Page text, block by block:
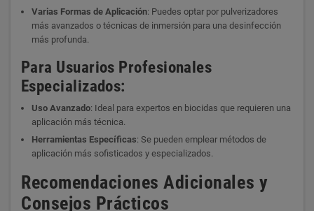
Varias Formas de Aplicación: Puedes optar por pulverizadores
más avanzados o técnicas de inmersión para una desinfección
más profunda.
Para Usuarios Profesionales
Especializados:
Uso Avanzado: Ideal para expertos en biocidas que requieren una
aplicación más técnica.
Herramientas Específicas: Se pueden emplear métodos de
aplicación más sofisticados y especializados.
Recomendaciones Adicionales y
Consejos Prácticos